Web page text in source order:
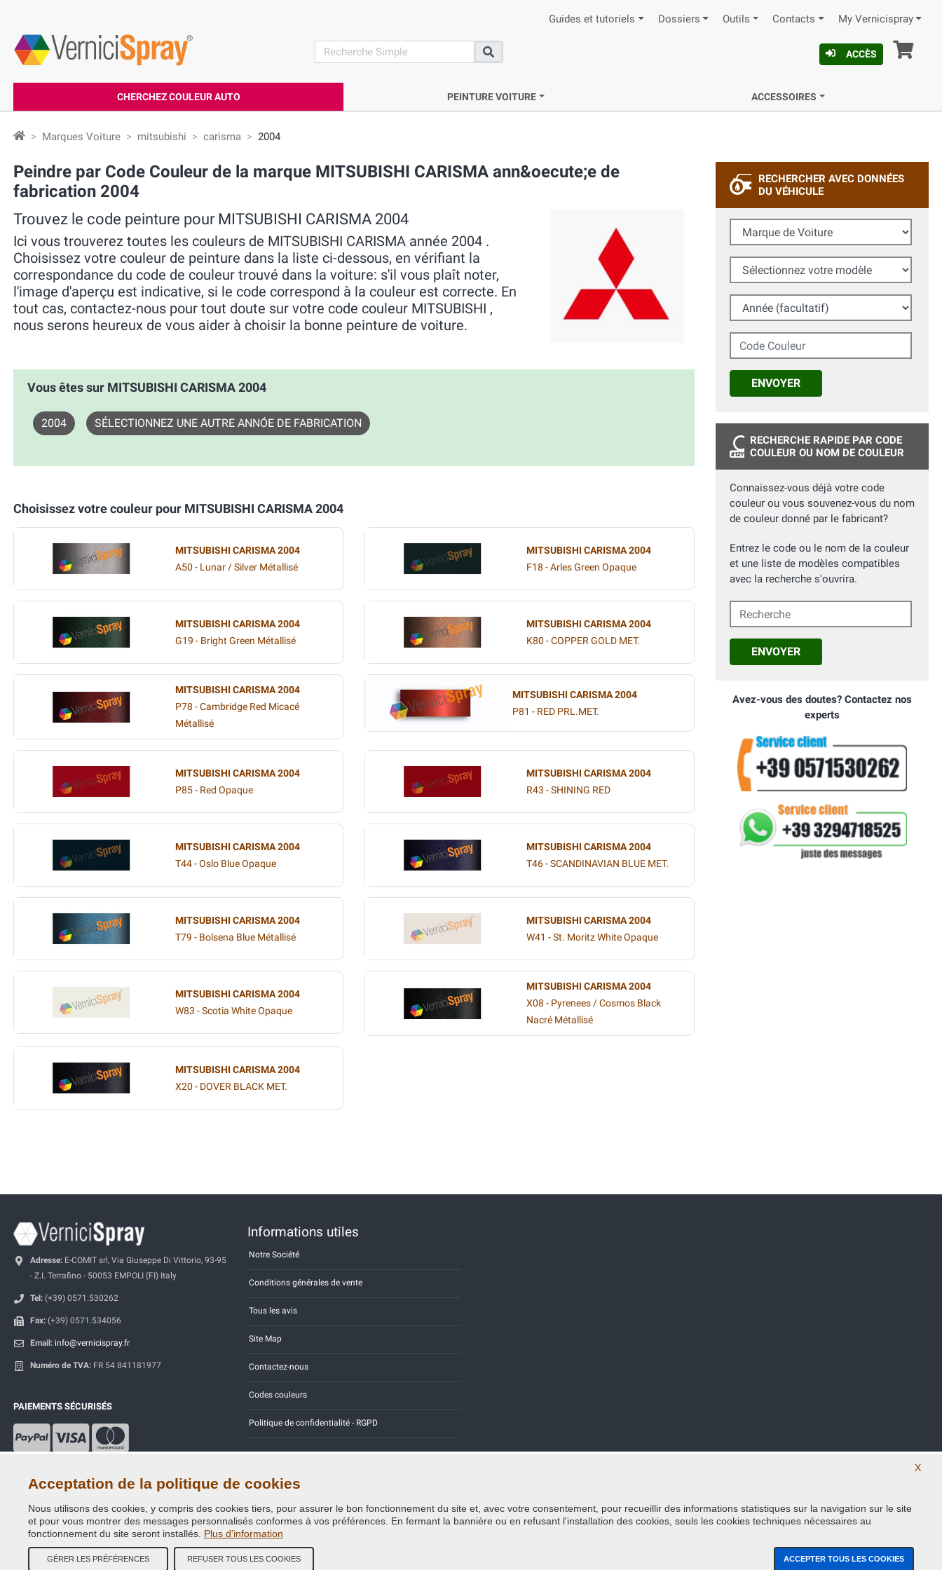
Guides et tutoriels Dossiers Outils Contacts My Vernicispray
search
Recherche
ACCÈS
CHERCHEZ COULEUR AUTO PEINTURE VOITURE ACCESSOIRES
Marques Voiture mitsubishi carisma 2004
Peindre par Code Couleur de la marque MITSUBISHI CARISMA ann&oecute;e de
fabrication 2004
Trouvez le code peinture pour MITSUBISHI CARISMA 2004
Ici vous trouverez toutes les couleurs de MITSUBISHI CARISMA année 2004 .
Choisissez votre couleur de peinture dans la liste ci-dessous, en vérifiant la
correspondance du code de couleur trouvé dans la voiture: s'il vous plaît noter,
l'image d'aperçu est indicative, si le code correspond à la couleur est correcte. En
tout cas, contactez-nous pour tout doute sur votre code couleur MITSUBISHI ,
nous serons heureux de vous aider à choisir la bonne peinture de voiture.
Vous êtes sur MITSUBISHI CARISMA 2004
2004 SÉLECTIONNEZ UNE AUTRE ANNÓE DE FABRICATION
Choisissez votre couleur pour MITSUBISHI CARISMA 2004
MITSUBISHI CARISMA 2004
A50 - Lunar / Silver Métallisé
MITSUBISHI CARISMA 2004
F18 - Arles Green Opaque
MITSUBISHI CARISMA 2004
G19 - Bright Green Métallisé
MITSUBISHI CARISMA 2004
K80 - COPPER GOLD MET.
MITSUBISHI CARISMA 2004
P78 - Cambridge Red Micacé
Métallisé
MITSUBISHI CARISMA 2004
P81 - RED PRL.MET.
MITSUBISHI CARISMA 2004
P85 - Red Opaque
MITSUBISHI CARISMA 2004
R43 - SHINING RED
MITSUBISHI CARISMA 2004
T44 - Oslo Blue Opaque
MITSUBISHI CARISMA 2004
T46 - SCANDINAVIAN BLUE MET.
MITSUBISHI CARISMA 2004
T79 - Bolsena Blue Métallisé
MITSUBISHI CARISMA 2004
W41 - St. Moritz White Opaque
MITSUBISHI CARISMA 2004
W83 - Scotia White Opaque
MITSUBISHI CARISMA 2004
X08 - Pyrenees / Cosmos Black
Nacré Métallisé
MITSUBISHI CARISMA 2004
X20 - DOVER BLACK MET.
RECHERCHER AVEC DONNÉES
DU VÉHICULE
Marque de Voiture
Sélectionnez votre modèle
Année (facultatif)
Code Couleur
ENVOYER
RECHERCHE RAPIDE PAR CODE
COULEUR OU NOM DE COULEUR
Connaissez-vous déjà votre code
couleur ou vous souvenez-vous du nom
de couleur donné par le fabricant?
Entrez le code ou le nom de la couleur
et une liste de modèles compatibles
avec la recherche s'ouvrira.
Recherche
ENVOYER
Avez-vous des doutes? Contactez nos
experts
Adresse: E-COMIT srl, Via Giuseppe Di Vittorio, 93-95
- Z.I. Terrafino - 50053 EMPOLI (FI) Italy
Tel: (+39) 0571.530262
Fax: (+39) 0571.534056
Email: info@vernicispray.fr
Numéro de TVA: FR 54 841181977
PAIEMENTS SÉCURISÉS
Informations utiles
Notre Société
Conditions générales de vente
Tous les avis
Site Map
Contactez-nous
Codes couleurs
Politique de confidentialité - RGPD
Copyright © 2014 - 2026. All Rights Reserved.
Visiteurs online: 528
Credits:E-COMIT Suivez nous sur nos réseaux sociaux
X
Acceptation de la politique de cookies
Nous utilisons des cookies, y compris des cookies tiers, pour assurer le bon fonctionnement du site et, avec votre consentement, pour recueillir des informations statistiques sur la navigation sur le site
et pour vous montrer des messages personnalisés conformes à vos préférences. En fermant la bannière ou en refusant l'installation des cookies, seuls les cookies techniques nécessaires au
fonctionnement du site seront installés. Plus d'information
GÉRER LES PRÉFÉRENCES REFUSER TOUS LES COOKIES ACCEPTER TOUS LES COOKIES